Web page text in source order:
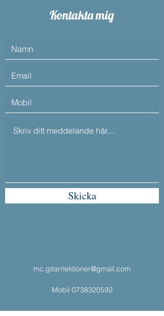
Kontakta mig
Skicka
mc.gitarrlektioner@gmail.com
Mobil 0738320592